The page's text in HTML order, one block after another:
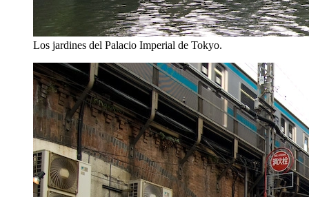
Los jardines del Palacio Imperial de Tokyo.